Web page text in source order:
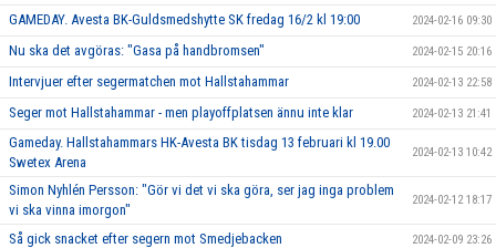
GAMEDAY. Avesta BK-Guldsmedshytte SK fredag 16/2 kl 19:00 2024-02-16 09:30
Nu ska det avgöras: "Gasa på handbromsen" 2024-02-15 20:16
Intervjuer efter segermatchen mot Hallstahammar 2024-02-13 22:58
Seger mot Hallstahammar - men playoffplatsen ännu inte klar 2024-02-13 21:41
Gameday. Hallstahammars HK-Avesta BK tisdag 13 februari kl 19.00
Swetex Arena
2024-02-13 10:42
Simon Nyhlén Persson: "Gör vi det vi ska göra, ser jag inga problem
vi ska vinna imorgon"
2024-02-12 18:17
Så gick snacket efter segern mot Smedjebacken 2024-02-09 23:26